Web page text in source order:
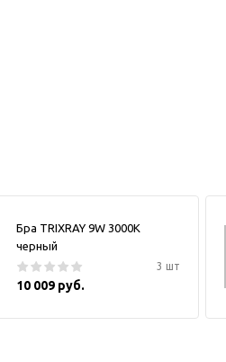
Бра TRIXRAY 9W 3000К
черный
3 шт
10 009 руб.